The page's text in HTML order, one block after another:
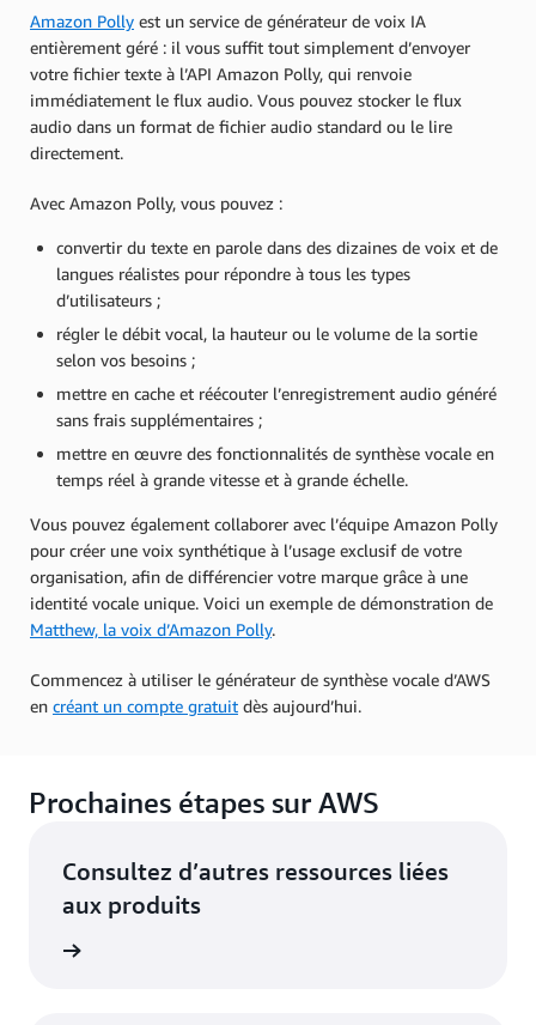
Amazon Polly est un service de générateur de voix IA
entièrement géré : il vous suffit tout simplement d’envoyer
votre fichier texte à l’API Amazon Polly, qui renvoie
immédiatement le flux audio. Vous pouvez stocker le flux
audio dans un format de fichier audio standard ou le lire
directement.
Avec Amazon Polly, vous pouvez :
convertir du texte en parole dans des dizaines de voix et de
langues réalistes pour répondre à tous les types
d’utilisateurs ;
régler le débit vocal, la hauteur ou le volume de la sortie
selon vos besoins ;
mettre en cache et réécouter l’enregistrement audio généré
sans frais supplémentaires ;
mettre en œuvre des fonctionnalités de synthèse vocale en
temps réel à grande vitesse et à grande échelle.
Vous pouvez également collaborer avec l’équipe Amazon Polly
pour créer une voix synthétique à l’usage exclusif de votre
organisation, afin de différencier votre marque grâce à une
identité vocale unique. Voici un exemple de démonstration de
Matthew, la voix d’Amazon Polly.
Commencez à utiliser le générateur de synthèse vocale d’AWS
en créant un compte gratuit dès aujourd’hui.
Prochaines étapes sur AWS
Consultez d’autres ressources liées
aux produits